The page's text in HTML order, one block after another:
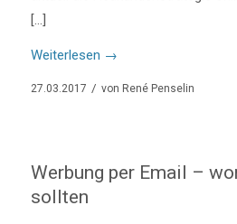
[…]
Weiterlesen →
27.03.2017 / von René Penselin
Werbung per Email –
sollten